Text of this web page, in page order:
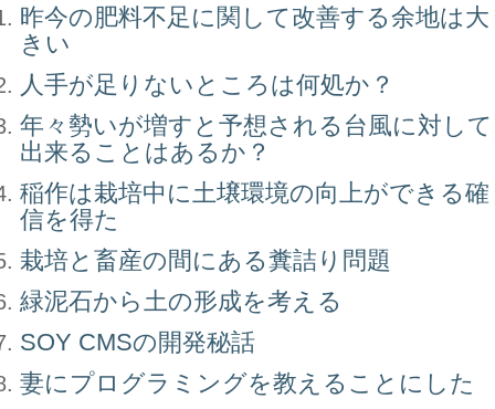
昨今の肥料不足に関して改善する余地は大
きい
人手が足りないところは何処か？
年々勢いが増すと予想される台風に対して
出来ることはあるか？
稲作は栽培中に土壌環境の向上ができる確
信を得た
栽培と畜産の間にある糞詰り問題
緑泥石から土の形成を考える
SOY CMSの開発秘話
妻にプログラミングを教えることにした